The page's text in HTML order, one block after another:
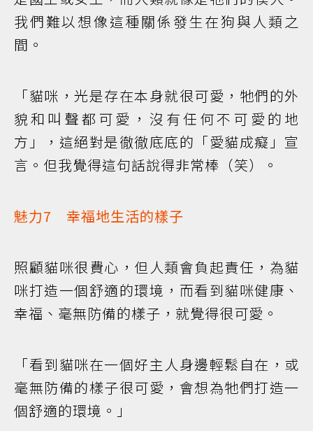
我們難以想像這種關係發生在狗與人類之
間。
「貓咪，光是存在本身就很可愛，牠們的外
貌和叫聲都可愛，沒有任何不可愛的地
方」，這絕對是徹徹底底的「愛貓成癡」宣
言。但我覺得這句話說得非常棒（笑）。
魅力7 幸福地生活的樣子
照顧貓咪很費心，但人類會負起責任，為貓
咪打造一個舒適的環境，而看到貓咪健康、
幸福、毫無防備的樣子，就覺得很可愛。
「看到貓咪在一個好主人身邊輕鬆自在，或
毫無防備的樣子很可愛，會想為牠們打造一
個舒適的環境。」